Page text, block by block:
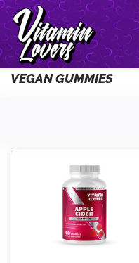
Back
VEGAN GUMMIES